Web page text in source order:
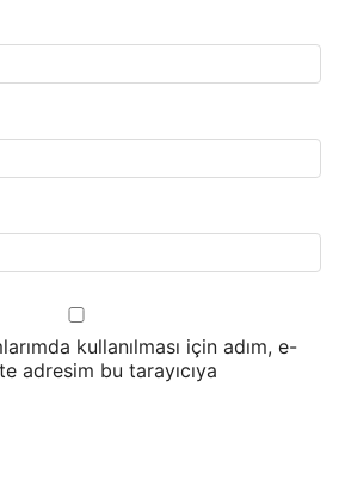
kullanılması için adım, e-
adresim bu tarayıcıya